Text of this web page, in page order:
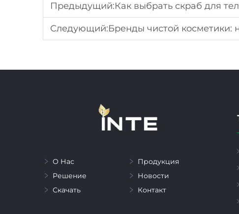
Предыдущий:Как выбрать скраб для
Следующий:Бренды чистой косметики:
О Нас
Продукция
Решение
Новости
Скачать
Контакт